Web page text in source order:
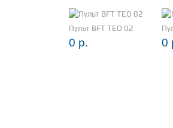
Пульт BFT TEO 02
0 р. 0